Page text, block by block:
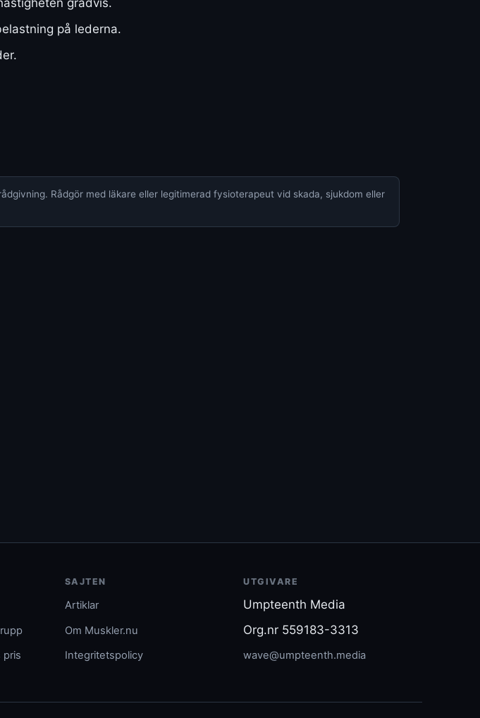
på lederna.
Rådgör med läkare eller legitimerad fysioterapeut vid skada, sjukdom eller
pris
SAJTEN
Artiklar
Om Muskler.nu
Integritetspolicy
UTGIVARE
Umpteenth Media
Org.nr 559183-3313
wave@umpteenth.media